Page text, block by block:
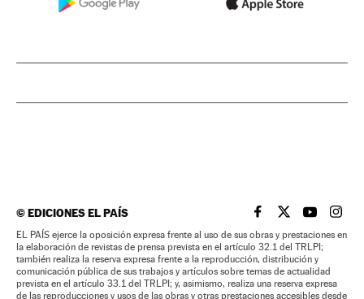
©EDICIONES EL PAÍS EL PAÍS BRASIL EN
EL PAÍSEL PAÍS
EL
EL PAÍS ejerce la oposición expresa frente al uso de sus obras y prestaciones en
la elaboración de revistas de prensa prevista en el artículo 32.1 del TRLPI;
también realiza la reserva expresa frente a la reproducción, distribución y
comunicación pública de sus trabajos y artículos sobre temas de actualidad
prevista en el artículo 33.1 del TRLPI; y, asimismo, realiza una reserva expresa
de las reproducciones y usos de las obras y otras prestaciones accesibles desde